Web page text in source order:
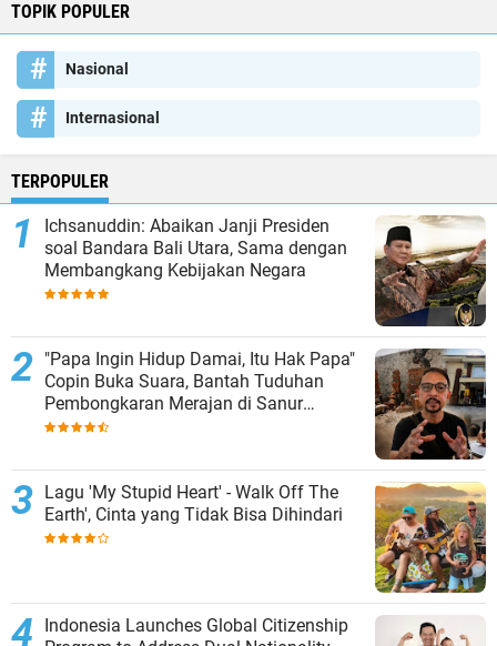
TOPIK POPULER
Nasional
Internasional
TERPOPULER
Ichsanuddin: Abaikan Janji Presiden
soal Bandara Bali Utara, Sama dengan
Membangkang Kebijakan Negara
"Papa Ingin Hidup Damai, Itu Hak Papa"
Copin Buka Suara, Bantah Tuduhan
Pembongkaran Merajan di Sanur
Sepihak
Lagu 'My Stupid Heart' - Walk Off The
Earth', Cinta yang Tidak Bisa Dihindari
Indonesia Launches Global Citizenship